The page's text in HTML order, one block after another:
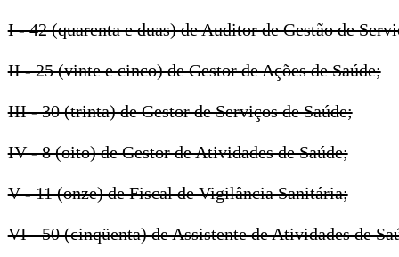
I - 42 (quarenta e duas) de Auditor de Gestão de
II - 25 (vinte e cinco) de Gestor de Ações de Saúde;
III - 30 (trinta) de Gestor de Serviços de Saúde;
IV - 8 (oito) de Gestor de Atividades de Saúde;
V - 11 (onze) de Fiscal de Vigilância Sanitária;
VI - 50 (cinqüenta) de Assistente de Atividades de